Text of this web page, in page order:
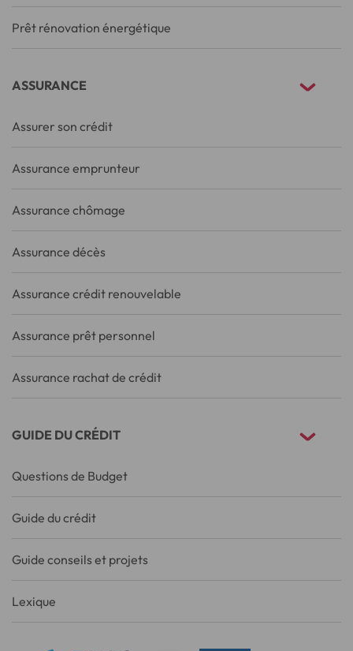
Prêt rénovation énergétique
ASSURANCE
Assurer son crédit
Assurance emprunteur
Assurance chômage
Assurance décès
Assurance crédit renouvelable
Assurance prêt personnel
Assurance rachat de crédit
GUIDE DU CRÉDIT
Questions de Budget
Guide du crédit
Guide conseils et projets
Lexique